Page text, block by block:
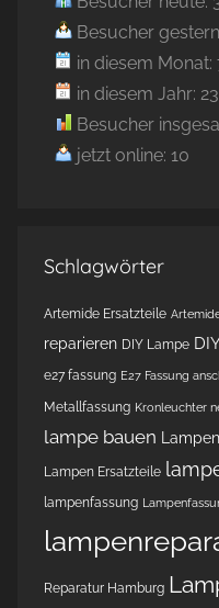
Besucher
in diesem Monat:
in diesem Jahr:
Besucher
jetzt online: 10
Schlagwörter
Artemide Ersatzteile
reparieren DIY Lampe
e27 fassung E27 Fassung
Metallfassung Kronleuchter
lampe bauen
Lampen Ersatzteile
lampenfassung
Reparatur Hamburg